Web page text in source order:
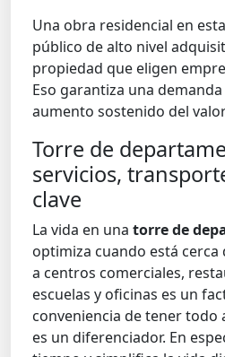
Una obra residencial en
público de alto nivel
propiedad que eligen
Eso garantiza una
aumento sostenido del
Torre de
servicios,
clave
La vida en una torre de
optimiza cuando está cerca
a centros comerciales,
escuelas y oficinas es un
conveniencia de tener todo
es un diferenciador. En